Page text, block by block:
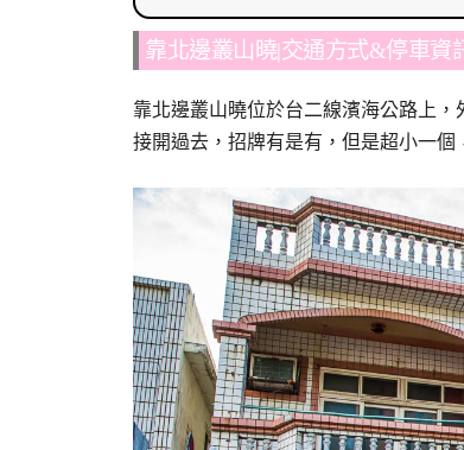
靠北邊叢山曉|交通方式&停車資
靠北邊叢山曉位於台二線濱海公路上
接開過去，招牌有是有，但是超小一